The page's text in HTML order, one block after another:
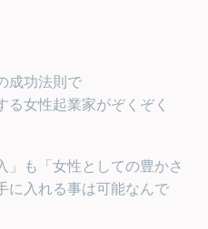
成功法則で
女性起業家がぞくぞく
」も「女性としての豊かさ
に入れる事は可能なんで